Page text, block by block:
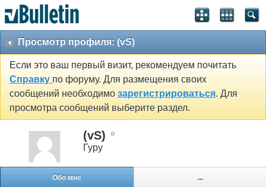
Просмотр профиля: (vS)
Если это ваш первый визит, рекомендуем почитать
Справку по форуму. Для размещения своих
сообщений необходимо зарегистрироваться. Для
просмотра сообщений выберите раздел.
(vS)
Гуру
Обо мне ...